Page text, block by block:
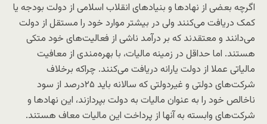
اگرچه بعضی از نهادها و بنیادهای انقلاب اسلامی از دولت بودجه یا
کمک دریافت می‌کنند ولی در بیشتر موارد خود را مستقل از دولت
می‌دانند و معتقدند که بر درآمد ناشی از فعالیت‌های خود متکی
هستند. اما حداقل در زمینه مالیات، با بهره‌مندی از معافیت
مالیاتی عملا از دولت یارانه دریافت می‌کنند. چراکه برخلاف
شرکت‌های دولتی و غیردولتی که سالانه باید ۲۵درصد از سود
ناخالص خود را به عنوان مالیات به دولت بپردازند، این نهادها و
شرکت‌های وابسته به آنها از پرداخت این مالیات معاف هستند.